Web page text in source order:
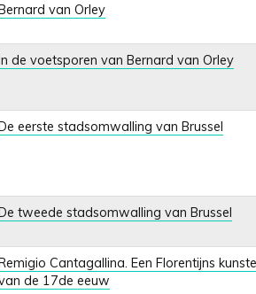
van Orley
de voetsporen van Bernard van Orley
eerste stadsomwalling van Brussel
tweede stadsomwalling van Brussel
Cantagallina. Een Florentijns
de 17de eeuw